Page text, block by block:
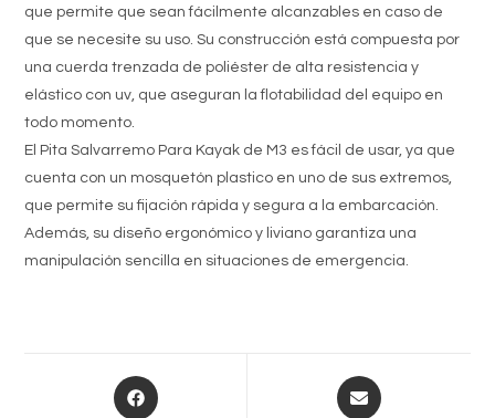
que permite que sean fácilmente alcanzables en caso de
que se necesite su uso. Su construcción está compuesta por
una cuerda trenzada de poliéster de alta resistencia y
elástico con uv, que aseguran la flotabilidad del equipo en
todo momento.
El Pita Salvarremo Para Kayak de M3 es fácil de usar, ya que
cuenta con un mosquetón plastico en uno de sus extremos,
que permite su fijación rápida y segura a la embarcación.
Además, su diseño ergonómico y liviano garantiza una
manipulación sencilla en situaciones de emergencia.
Opens
in
Opens
in